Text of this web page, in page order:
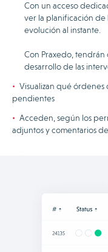
Con un acceso
ver la planificación de
evolución al instante.
Con Praxedo,
desarrollo de las
Visualizan qué órdenes
pendientes
Acceden, según los
adjuntos y comentarios